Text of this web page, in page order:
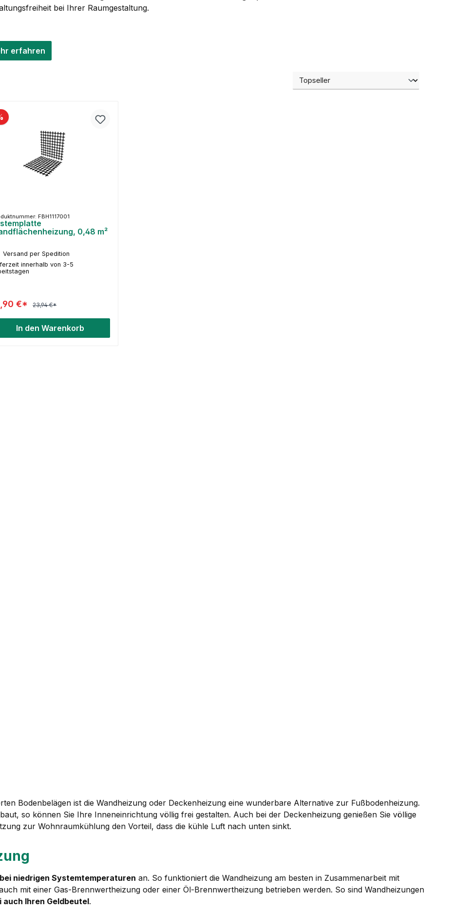
bei Ihrer Raumgestaltung.
erfahren
FBH1117001
0,48 m²
Versand per Spedition
innerhalb von 3-5
€* 23,94 €*
In den Warenkorb
Bodenbelägen ist die Wandheizung oder Deckenheizung eine wunderbare Alternative zur Fußbodenheizung.
so können Sie Ihre Inneneinrichtung völlig frei gestalten. Auch bei der Deckenheizung genießen Sie völlige
zur Wohnraumkühlung den Vorteil, dass die kühle Luft nach unten sinkt.
niedrigen Systemtemperaturen an. So funktioniert die Wandheizung am besten in Zusammenarbeit mit
mit einer Gas-Brennwertheizung oder einer Öl-Brennwertheizung betrieben werden. So sind Wandheizungen
auch Ihren Geldbeutel.